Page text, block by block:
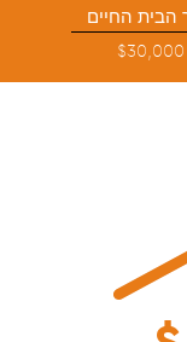
הבית החיים
$30,000